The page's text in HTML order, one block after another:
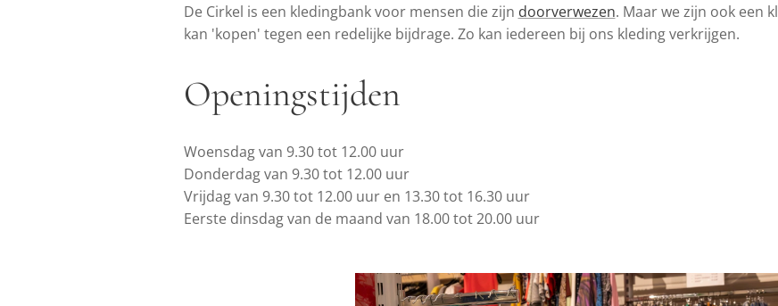
De Cirkel is een kledingbank voor mensen die zijn doorverwezen. Maar we zijn ook een
kan 'kopen' tegen een redelijke bijdrage. Zo kan iedereen bij ons kleding verkrijgen.
Openingstijden
Woensdag van 9.30 tot 12.00 uur
Donderdag van 9.30 tot 12.00 uur
Vrijdag van 9.30 tot 12.00 uur en 13.30 tot 16.30 uur
Eerste dinsdag van de maand van 18.00 tot 20.00 uur